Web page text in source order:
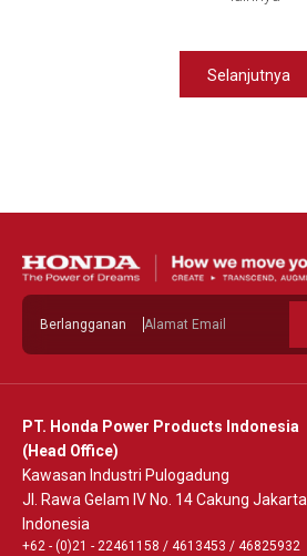
Berlangganan
PT. Honda Power Products Indonesia
(Head Office)
Kawasan Industri Pulogadung
Jl. Rawa Gelam IV No. 14 Cakung
Indonesia
+62 - (0)21 - 22461158 / 4613453 / 46825932